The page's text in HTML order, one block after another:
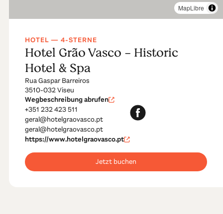
HOTEL — 4-STERNE
Hotel Grão Vasco - Historic
Hotel & Spa
Rua Gaspar Barreiros
3510-032 Viseu
Wegbeschreibung abrufen
+351 232 423 511
geral@hotelgraovasco.pt
geral@hotelgraovasco.pt
https://www.hotelgraovasco.pt
Jetzt buchen
MapLibre